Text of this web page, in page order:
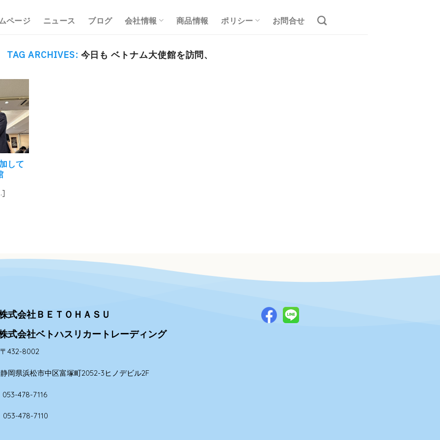
ページ ニュース ブログ 会社情報 商品情報 ポリシー お問合せ
TAG ARCHIVES: 今日も ベトナム大使館を訪問、
して
式会社ＢＥＴＯＨＡＳＵ
式会社ベトハスリカートレーディング
432-8002
岡県浜松市中区富塚町2052-3ヒノデビル2F
053-478-7116
053-478-7110